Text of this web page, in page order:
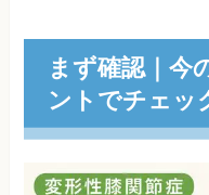
まず確認｜今
ントでチェッ